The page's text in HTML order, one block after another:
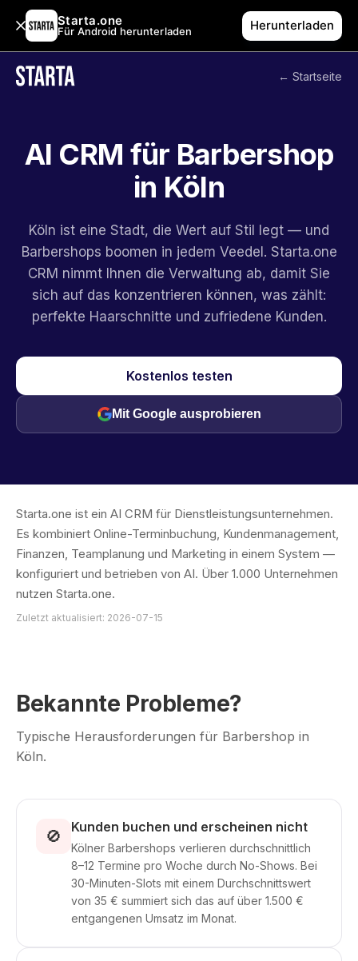
Starta.one
Für Android herunterladen Herunterladen
← Startseite
AI CRM für Barbershop
in Köln
Köln ist eine Stadt, die Wert auf Stil legt — und
Barbershops boomen in jedem Veedel. Starta.one
CRM nimmt Ihnen die Verwaltung ab, damit Sie
sich auf das konzentrieren können, was zählt:
perfekte Haarschnitte und zufriedene Kunden.
Kostenlos testen
Mit Google ausprobieren
Starta.one ist ein AI CRM für Dienstleistungsunternehmen.
Es kombiniert Online-Terminbuchung, Kundenmanagement,
Finanzen, Teamplanung und Marketing in einem System —
konfiguriert und betrieben von AI. Über 1.000 Unternehmen
nutzen Starta.one.
Zuletzt aktualisiert: 2026-07-15
Bekannte Probleme?
Typische Herausforderungen für Barbershop in
Köln.
🚫 Kunden buchen und erscheinen nicht
Kölner Barbershops verlieren durchschnittlich
8–12 Termine pro Woche durch No-Shows. Bei
30-Minuten-Slots mit einem Durchschnittswert
von 35 € summiert sich das auf über 1.500 €
entgangenen Umsatz im Monat.